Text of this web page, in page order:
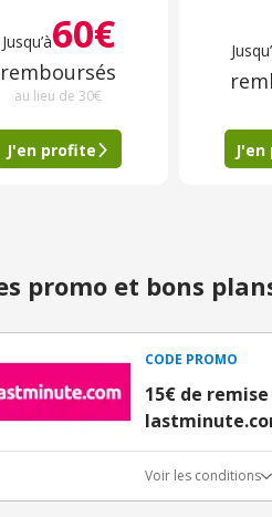
Jusqu’à60€
remboursés
au lieu de 30€
J'en profite
promo et bons
CODE PROMO
15€ de
Voir les conditions